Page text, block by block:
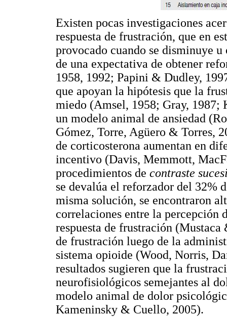
Existen pocas investigaciones
respuesta de frustración, que en
provocado cuando se disminuye
de una expectativa de obtener
1958, 1992; Papini & Dudley,
que apoyan la hipótesis que la
miedo (Amsel, 1958; Gray, 1987;
un modelo animal de ansiedad
Gómez, Torre, Agüero & Torres,
de corticosterona aumentan en
incentivo (Davis, Memmott,
procedimientos de contraste
se devalúa el reforzador del 32%
misma solución, se encontraron
correlaciones entre la
respuesta de frustración
de frustración luego de la
sistema opioide (Wood, Norris,
resultados sugieren que la
neurofisiológicos semejantes al
modelo animal de dolor
Kameninsky & Cuello, 2005).